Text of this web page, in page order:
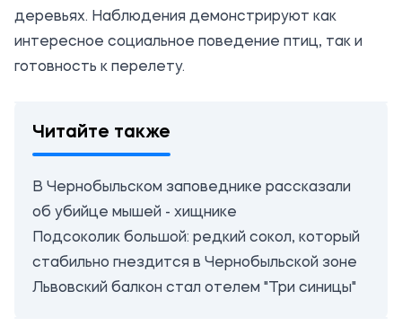
деревьях. Наблюдения демонстрируют как
интересное социальное поведение птиц, так и
готовность к перелету.
Читайте также
В Чернобыльском заповеднике рассказали
об убийце мышей - хищнике
Подсоколик большой: редкий сокол, который
стабильно гнездится в Чернобыльской зоне
Львовский балкон стал отелем "Три синицы"